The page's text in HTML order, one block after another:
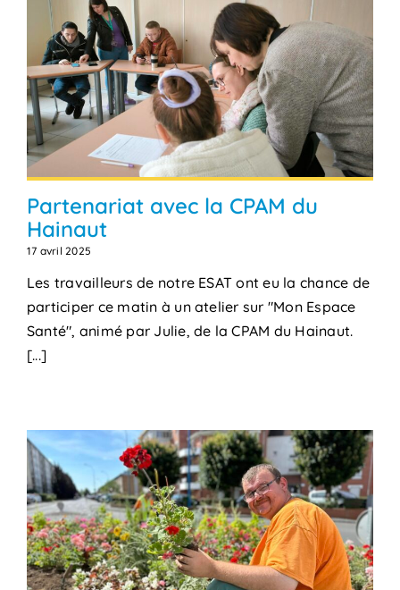
Partenariat avec la CPAM du
Hainaut
17 avril 2025
Les travailleurs de notre ESAT ont eu la chance de
participer ce matin à un atelier sur "Mon Espace
Santé", animé par Julie, de la CPAM du Hainaut.
[...]